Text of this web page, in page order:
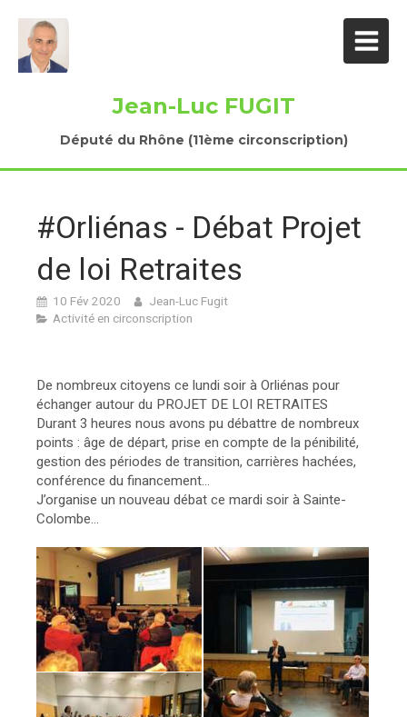
Jean-Luc FUGIT
Député du Rhône (11ème circonscription)
#Orliénas - Débat Projet
de loi Retraites
10 Fév 2020
Jean-Luc Fugit
Activité en circonscription
De nombreux citoyens ce lundi soir à Orliénas pour
échanger autour du PROJET DE LOI RETRAITES
Durant 3 heures nous avons pu débattre de nombreux
points : âge de départ, prise en compte de la pénibilité,
gestion des périodes de transition, carrières hachées,
conférence du financement...
J’organise un nouveau débat ce mardi soir à Sainte-
Colombe...